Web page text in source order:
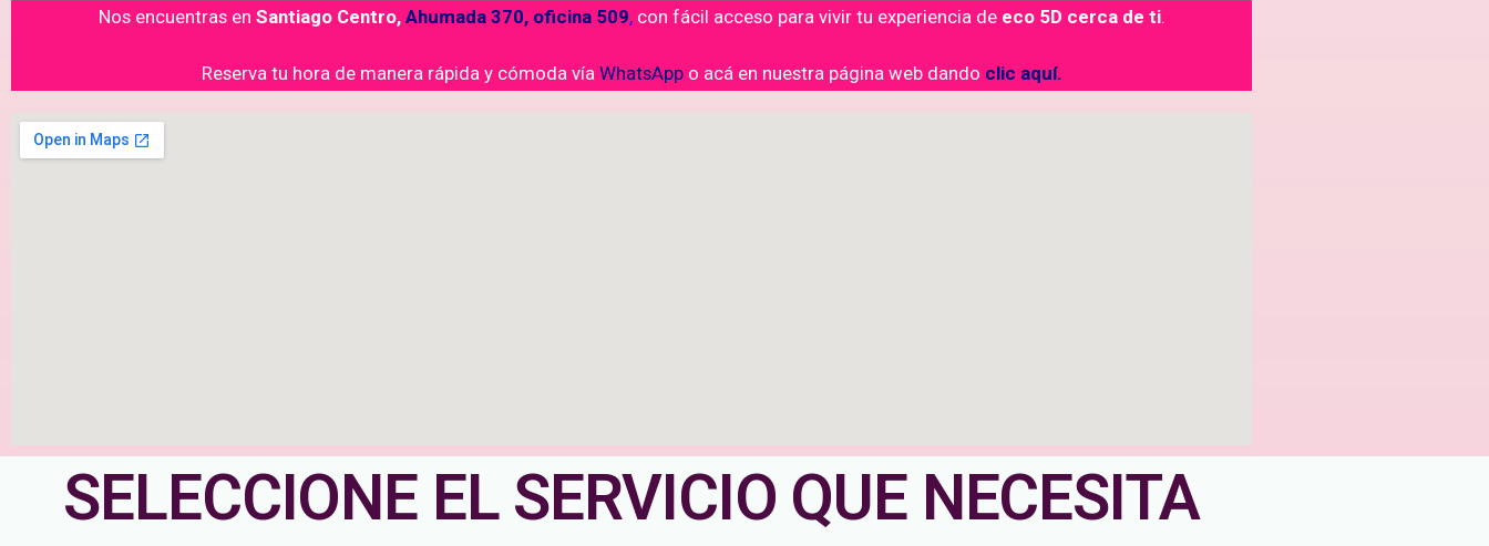
Nos encuentras en Santiago Centro, Ahumada 370, oficina 509,con fácil acceso para vivir tu experiencia de eco 5D cerca de ti.
Reserva tu hora de manera rápida y cómoda vía WhatsAppo acá en nuestra página web dando clic aquí.
SELECCIONE EL SERVICIO QUE NECESITA